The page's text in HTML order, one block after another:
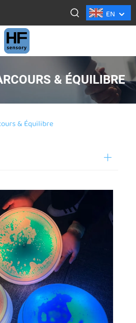
EN
& ÉQUILIBRE
& Équilibre